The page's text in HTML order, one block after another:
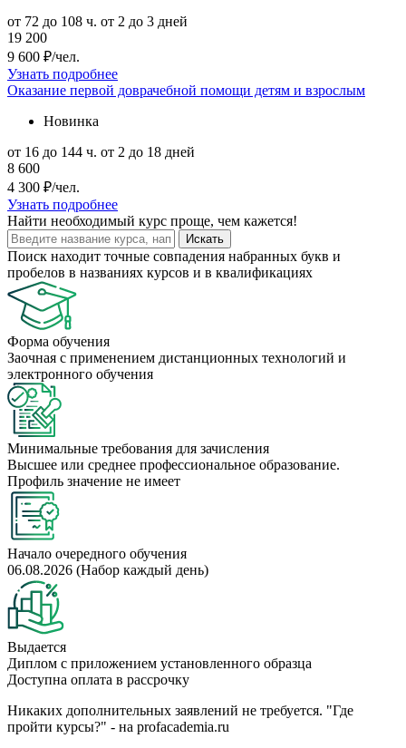
от 72 до 108 ч. от 2 до 3 дней
19 200
9 600 ₽/чел.
Узнать подробнее
Оказание первой доврачебной помощи детям и взрослым
Новинка
от 16 до 144 ч. от 2 до 18 дней
8 600
4 300 ₽/чел.
Узнать подробнее
Найти необходимый курс проще, чем кажется!
Искать
Поиск находит точные совпадения набранных букв и
пробелов в названиях курсов и в квалификациях
Форма обучения
Заочная с применением дистанционных технологий и
электронного обучения
Минимальные требования для зачисления
Высшее или среднее профессиональное образование.
Профиль значение не имеет
Начало очередного обучения
06.08.2026 (Набор каждый день)
Выдается
Диплом с приложением установленного образца
Доступна оплата в рассрочку
Никаких дополнительных заявлений не требуется. "Где
пройти курсы?" - на profacademia.ru